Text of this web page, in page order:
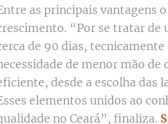
as principais vantagens
“Por se tratar de
de 90 dias,
de menor mão
desde a escolha das
elementos unidos ao
no Ceará”, finaliza.